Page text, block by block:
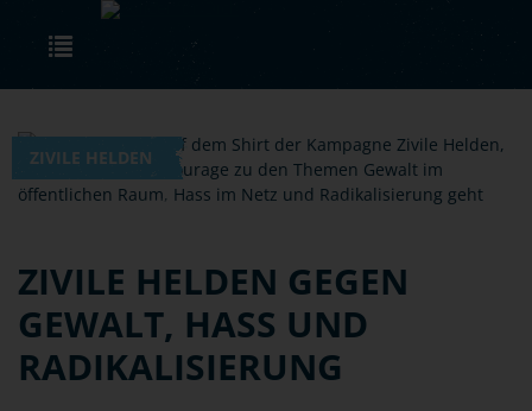
Skip to main content
ZIVILE HELDEN
ZIVILE HELDEN GEGEN
GEWALT, HASS UND
RADIKALISIERUNG